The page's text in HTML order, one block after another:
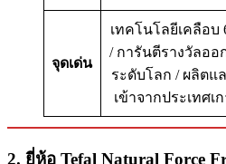
จุดเด่น
เทคโนโลยีเคลือบ
/ การันตีรางวัลออ
ระดับโลก / ผลิตแ
เข้าจากประเทศเ
2. ยี่ห้อ Tefal Natural Force